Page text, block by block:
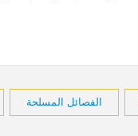
الفصائل المسلحة